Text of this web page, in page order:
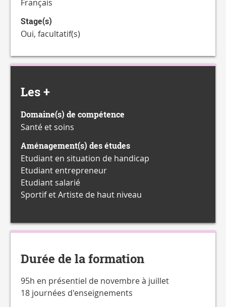
Français
Stage(s)
Oui, facultatif(s)
Les +
Domaine(s) de compétence
Santé et soins
Aménagement(s) des études
Etudiant en situation de handicap
Etudiant entrepreneur
Etudiant salarié
Sportif et Artiste de haut niveau
Durée de la formation
95h en présentiel de novembre à juillet
18 journées d'enseignements